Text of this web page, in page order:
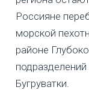
Россияне
морской
районе
Бугруватки.